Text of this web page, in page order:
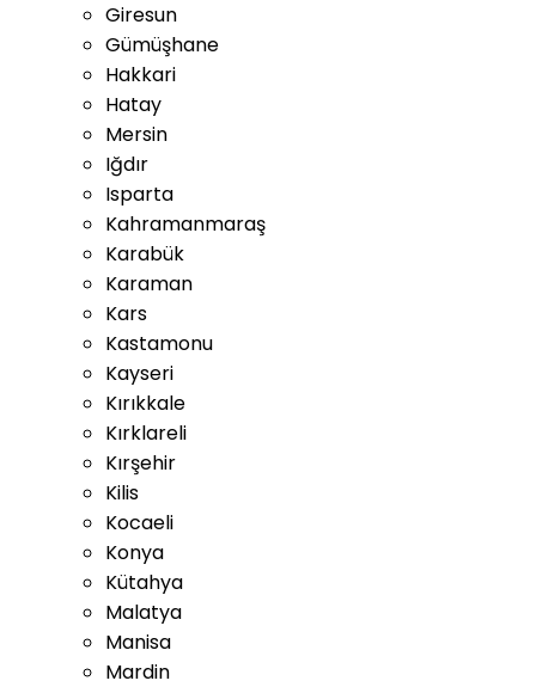
Giresun
Gümüşhane
Hakkari
Hatay
Mersin
Iğdır
Isparta
Kahramanmaraş
Karabük
Karaman
Kars
Kastamonu
Kayseri
Kırıkkale
Kırklareli
Kırşehir
Kilis
Kocaeli
Konya
Kütahya
Malatya
Manisa
Mardin